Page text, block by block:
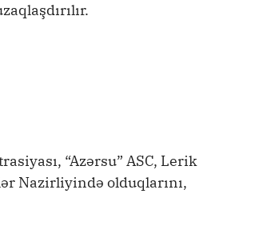
“Azərsu” ASC, Lerik
Nazirliyində olduqlarını,